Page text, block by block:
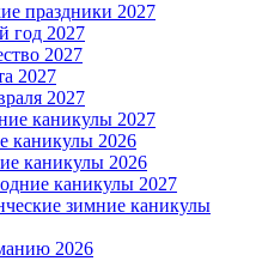
праздники 2027
год 2027
2027
2027
2027
каникулы 2027
каникулы 2026
каникулы 2026
каникулы 2027
зимние каникулы
2026